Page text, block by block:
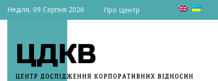
Неділя, 09 Серпня 2026 Про Центр